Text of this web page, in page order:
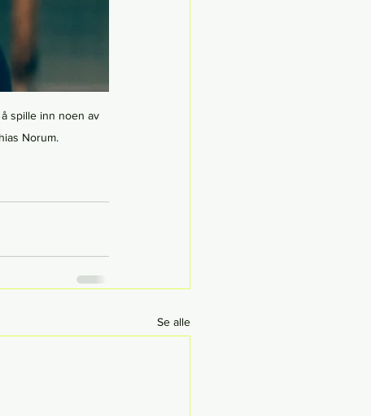
spille inn noen av
Norum.
Se alle